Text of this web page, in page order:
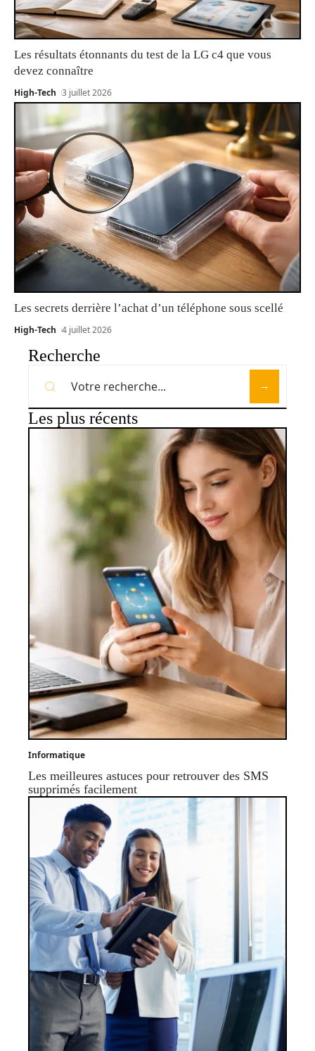
Les résultats étonnants du test de la LG c4 que vous
devez connaître
High-Tech 3 juillet 2026
Les secrets derrière l’achat d’un téléphone sous scellé
High-Tech 4 juillet 2026
Recherche
Les plus récents
Informatique
Les meilleures astuces pour retrouver des SMS
supprimés facilement